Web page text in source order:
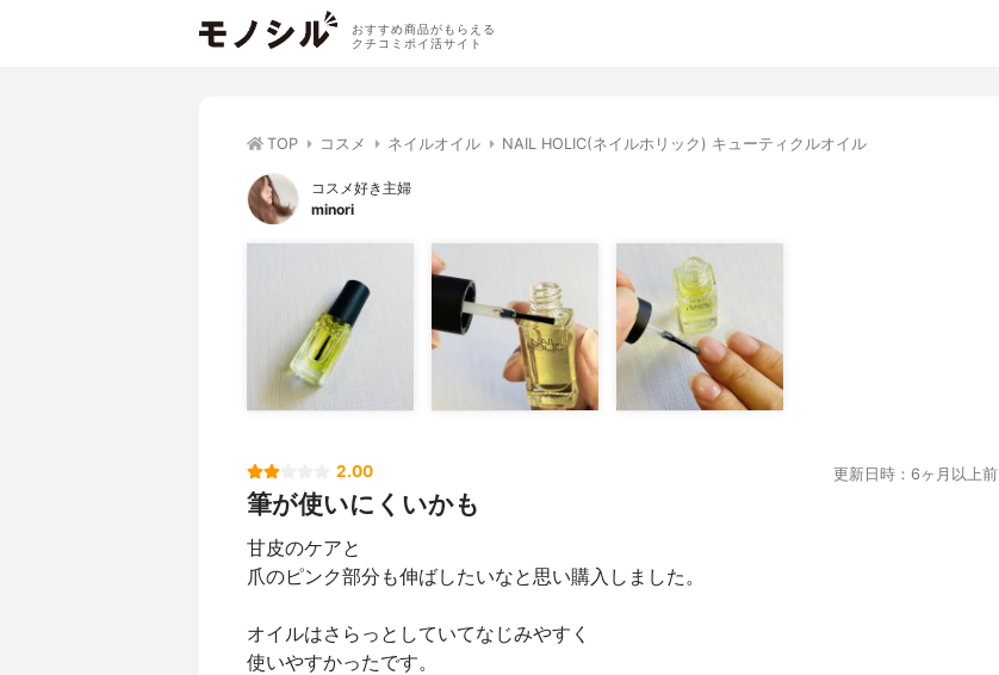
おすすめ商品がもらえる
クチコミポイ活サイト
TOP コスメ ネイルオイル NAIL HOLIC(ネイルホリック) キューティクルオイル
コスメ好き主婦
minori
2.00 更新日時：6ヶ月以上前
筆が使いにくいかも
甘皮のケアと
爪のピンク部分も伸ばしたいなと思い購入しました。
オイルはさらっとしていてなじみやすく
使いやすかったです。